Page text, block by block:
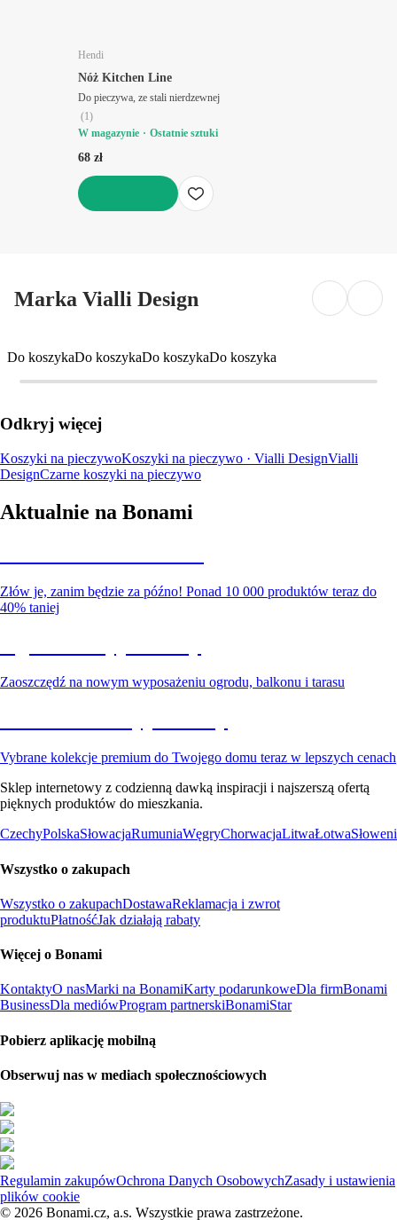
Hendi
Nóż Kitchen Line
Do pieczywa, ze stali nierdzewnej
(1)
W magazynie
Ostatnie sztuki
68 zł
Marka Vialli Design
Do koszykaDo koszykaDo koszykaDo koszyka
Odkryj więcej
Koszyki na pieczywoKoszyki na pieczywo · Vialli DesignVialli
DesignCzarne koszyki na pieczywo
Aktualnie na Bonami
Złów je, zanim będzie za późno! Ponad 10 000 produktów teraz do
40% taniej
Zaoszczędź na nowym wyposażeniu ogrodu, balkonu i tarasu
Vybrane kolekcje premium do Twojego domu teraz w lepszych cenach
Sklep internetowy z codzienną dawką inspiracji i najszerszą ofertą
pięknych produktów do mieszkania.
CzechyPolskaSłowacjaRumuniaWęgryChorwacjaLitwaŁotwa
Wszystko o zakupach
Wszystko o zakupachDostawaReklamacja i zwrot
produktuPłatnośćJak działają rabaty
Więcej o Bonami
KontaktyO nasMarki na BonamiKarty podarunkoweDla firmBonami
BusinessDla mediówProgram partnerskiBonamiStar
Pobierz aplikację mobilną
Obserwuj nas w mediach społecznościowych
Regulamin zakupówOchrona Danych OsobowychZasady i ustawienia
plików cookie
© 2026 Bonami.cz, a.s. Wszystkie prawa zastrzeżone.